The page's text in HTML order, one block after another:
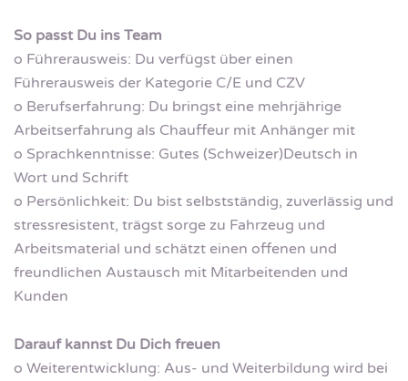
So passt Du ins Team
o Führerausweis: Du verfügst über einen
Führerausweis der Kategorie C/E und CZV
o Berufserfahrung: Du bringst eine mehrjährige
Arbeitserfahrung als Chauffeur mit Anhänger mit
o Sprachkenntnisse: Gutes (Schweizer)Deutsch in
Wort und Schrift
o Persönlichkeit: Du bist selbstständig, zuverlässig und
stressresistent, trägst sorge zu Fahrzeug und
Arbeitsmaterial und schätzt einen offenen und
freundlichen Austausch mit Mitarbeitenden und
Kunden
Darauf kannst Du Dich freuen
o Weiterentwicklung: Aus- und Weiterbildung wird bei